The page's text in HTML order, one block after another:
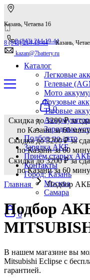
Казань, Четаева 16
8 (843) 214-19-44
kazan@7battery.ru
8 (843) 214-19-44Казань,
Каталог
Легковые
Гелевые
Мото
Грузовые
Тяговые
Зарядные
Подбор по авто
Зарядка АКБ
Приём старых
Контакты
Город: Казань
Москва
Самара
0
0
Скидка до 3200 ₽ за
по Казани за 60
Скидка до 3200 ₽ за
по Казани за 60
Скидка до 3200 ₽ за
по Казани за 60
Главная
Подбор
Подбор
В нашем магазине вы
Mitsubishi Eclipse с
гарантией.